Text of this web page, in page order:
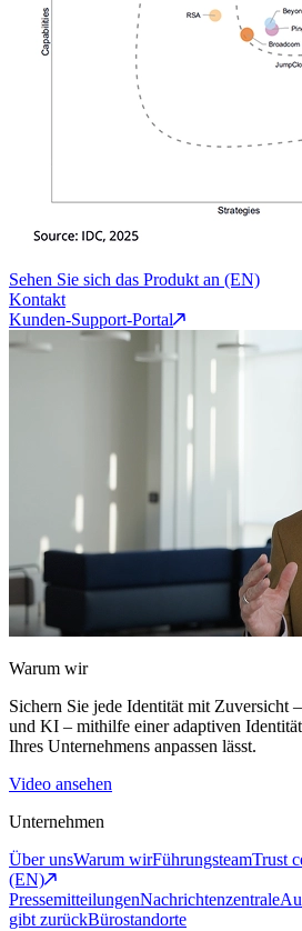
Sehen Sie sich das Produkt an (EN)
Kontakt
Kunden-Support-Portal
Warum wir
Sichern Sie jede Identität mit Zuversicht
und KI – mithilfe einer adaptiven
Ihres Unternehmens anpassen lässt.
Video ansehen
Unternehmen
Über unsWarum wirFührungsteamTrust
(EN)
PressemitteilungenNachrichtenzentrale
gibt zurückBürostandorte